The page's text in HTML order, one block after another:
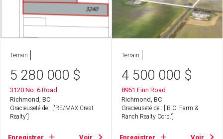
Terrain
5 280 000 $
3120 No. 6 Road
Richmond, BC
Gracieuseté de : ['RE/MAX Crest
Realty']
Enregistrer Voir
Terrain
4 500 000 $
8951 Finn Road
Richmond, BC
Gracieuseté de : ['B.C. Farm &
Ranch Realty Corp.']
Enregistrer Voir